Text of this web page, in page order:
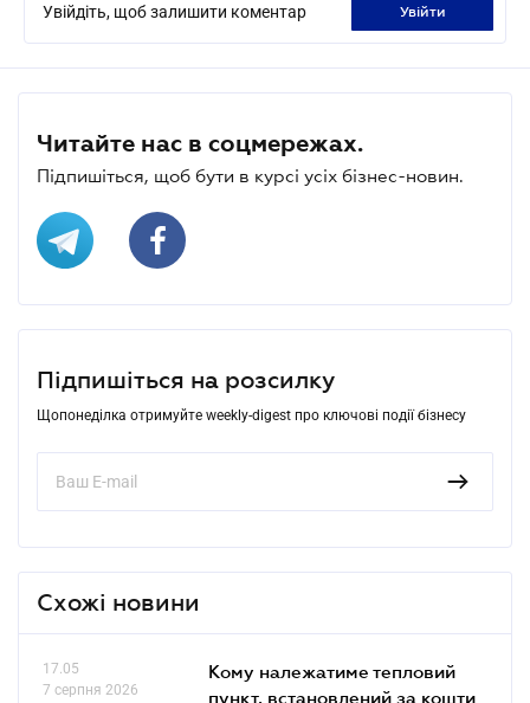
Увійдіть, щоб залишити коментар увійти
Читайте нас в соцмережах.
Підпишіться, щоб бути в курсі усіх бізнес-новин.
Підпишіться на розсилку
Щопонеділка отримуйте weekly-digest про ключові події бізнесу
Схожі новини
17.05
7 серпня 2026
Кому належатиме тепловий
пункт, встановлений за кошти